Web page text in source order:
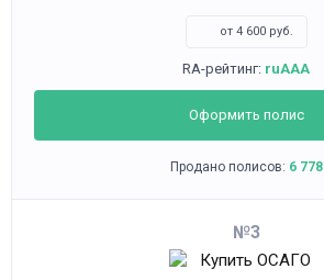
от 4 600 руб.
RA-рейтинг: ruAAA
Оформить полис
Продано полисов: 6 778
3